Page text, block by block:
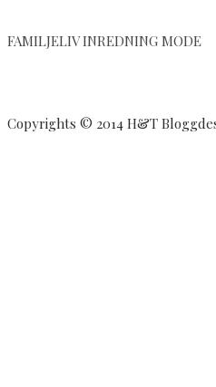
FAMILJELIV INREDNING MODE
Copyrights © 2014 H&T